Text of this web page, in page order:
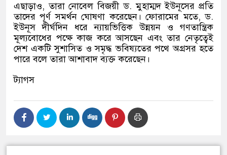
এছাড়াও, তারা নোবেল বিজয়ী ড. মুহাম্মদ ইউনূসের প্রতি
তাদের পূর্ণ সমর্থন ঘোষণা করেছেন। ফোরামের মতে, ড.
ইউনূস দীর্ঘদিন ধরে ন্যায়ভিত্তিক উন্নয়ন ও গণতান্ত্রিক
মূল্যবোধের পক্ষে কাজ করে আসছেন এবং তার নেতৃত্বেই
দেশ একটি সুশাসিত ও সমৃদ্ধ ভবিষ্যতের পথে অগ্রসর হতে
পারে বলে তারা আশাবাদ ব্যক্ত করেছেন।
ট্যাগস